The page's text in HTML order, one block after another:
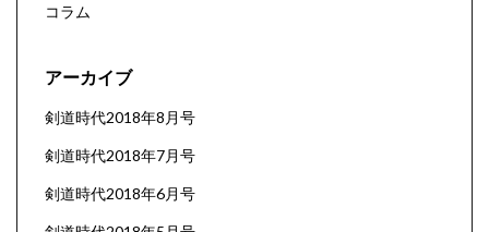
コラム
アーカイブ
剣道時代2018年8月号
剣道時代2018年7月号
剣道時代2018年6月号